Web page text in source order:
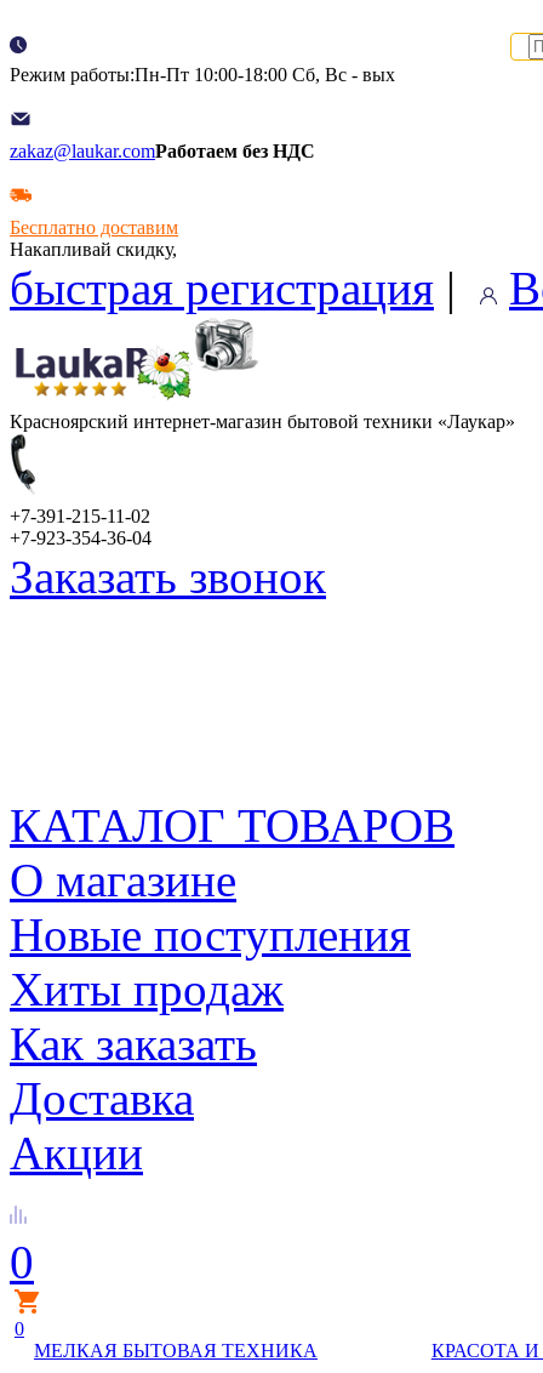
Режим работы:Пн-Пт 10:00-18:00 Сб, Вс - вых
zakaz@laukar.comРаботаем без НДС
Бесплатно доставим
Накапливай скидку,
быстрая регистрация |
Красноярский интернет-магазин бытовой техники «Лаукар»
+7-391-215-11-02
+7-923-354-36-04
Заказать звонок
КАТАЛОГ ТОВАРОВ
О магазине
Новые поступления
Хиты продаж
Как заказать
Доставка
Акции
0
0
МЕЛКАЯ БЫТОВАЯ ТЕХНИКА
КРАСОТА И